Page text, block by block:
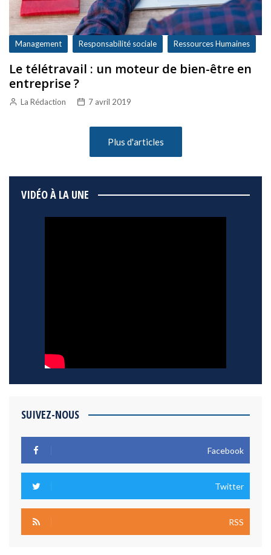
Management Responsabilité sociale Ressources Humaines
Le télétravail : un moteur de bien-être en
entreprise ?
La Rédaction 7 avril 2019
Plus d'articles
VIDÉO À LA UNE
SUIVEZ-NOUS
Facebook
Twitter
RSS